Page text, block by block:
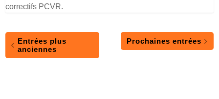
correctifs PCVR.
Entrées plus
anciennes
Prochaines entrées